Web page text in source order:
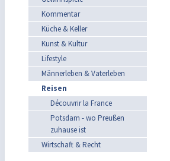
Kommentar
Küche & Keller
Kunst & Kultur
Lifestyle
Männerleben & Vaterleben
Reisen
Découvrir la France
Potsdam - wo Preußen
zuhause ist
Wirtschaft & Recht